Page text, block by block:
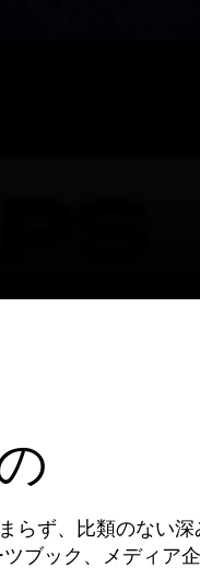
ず、比類のない深
ブック、メディア